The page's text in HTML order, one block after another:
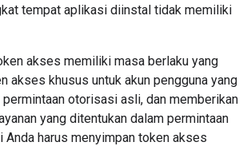
tempat aplikasi diinstal tidak memiliki
akses memiliki masa berlaku yang
akses khusus untuk akun pengguna yang
otorisasi asli, dan memberikan
yang ditentukan dalam permintaan
harus menyimpan token akses